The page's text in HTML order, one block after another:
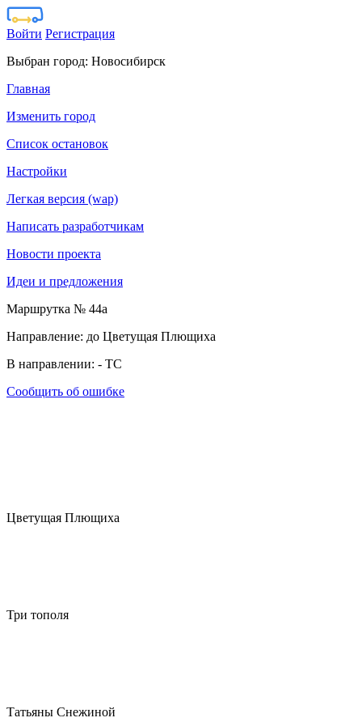
Войти Регистрация
Выбран город: Новосибирск
Главная
Изменить город
Список остановок
Настройки
Легкая версия (wap)
Написать разработчикам
Новости проекта
Идеи и предложения
Маршрутка № 44а
Направление: до Цветущая Плющиха
В направлении: - ТС
Сообщить об ошибке
Цветущая Плющиха
Три тополя
Татьяны Снежиной